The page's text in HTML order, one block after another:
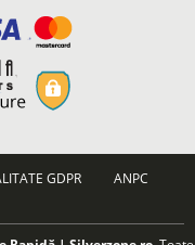
GDPR
ANPC